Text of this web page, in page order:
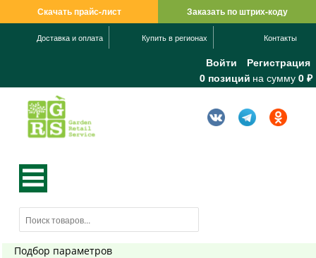
Скачать прайс-лист Заказать по штрих-коду
Доставка и оплата Купить в регионах Контакты
Войти
Регистрация
0 позиций на сумму 0 ₽
Подбор параметров